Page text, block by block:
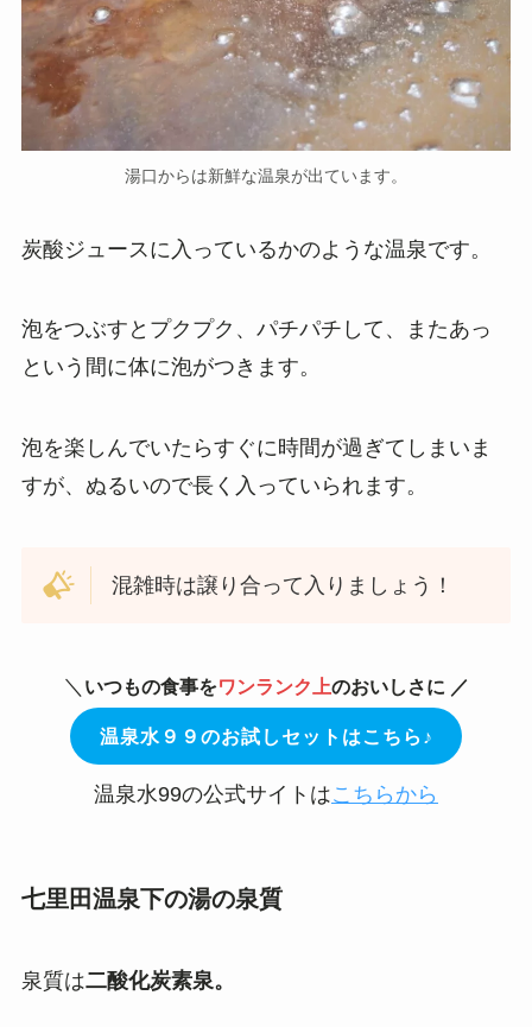
湯口からは新鮮な温泉が出ています。
炭酸ジュースに入っているかのような温泉です。
泡をつぶすとプクプク、パチパチして、またあっ
という間に体に泡がつきます。
泡を楽しんでいたらすぐに時間が過ぎてしまいま
すが、ぬるいので長く入っていられます。
混雑時は譲り合って入りましょう！
＼ いつもの食事をワンランク上のおいしさに ／
温泉水９９のお試しセットはこちら♪
温泉水99の公式サイトはこちらから
七里田温泉下の湯の泉質
泉質は二酸化炭素泉。